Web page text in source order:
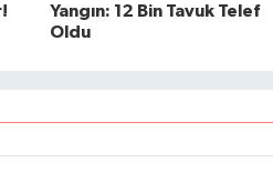
Yangın: 12 Bin Tavuk Telef
Oldu